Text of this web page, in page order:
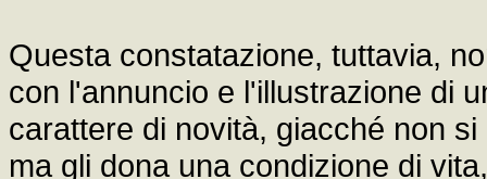
Questa constatazione, tuttavia,
con l'annuncio e l'illustrazione di
carattere di novità, giacché non
ma gli dona una condizione di